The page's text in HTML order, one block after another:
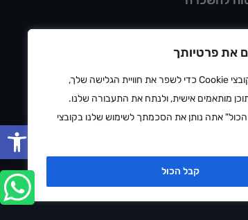
פתח
את פרטיותך
אנו משתמשים בקובצי Cookie כדי לשפר את חוויית הגלישה שלך,
מותאמים אישית, ולנתח את התעבורה שלנו.
אתה נותן את הסכמתך לשימוש שלנו בקובצי
קבל הכול
הצהרת נגישות